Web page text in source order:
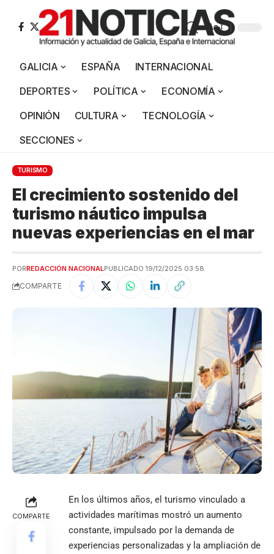
Aa
GALICIA ESPAÑA
INTERNACIONAL
DEPORTES
POLÍTICA
ECONOMÍA
OPINIÓN
CULTURA
TECNOLOGÍA
SECCIONES
TURISMO
El crecimiento sostenido del
turismo náutico impulsa
nuevas experiencias en el mar
PORREDACCIÓN NACIONALPUBLICADO 19/12/2025 03:58
COMPARTE
COMPARTE
En los últimos años, el turismo vinculado a
actividades marítimas mostró un aumento
constante, impulsado por la demanda de
experiencias personalizadas y la ampliación de